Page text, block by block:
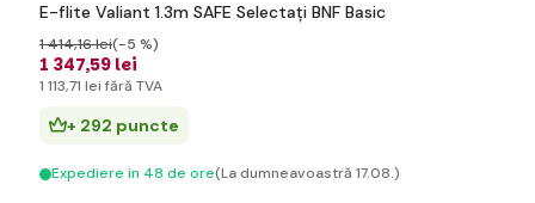
E-flite Valiant 1.3m SAFE Selectați BNF Basic
1 347,59 lei
1 414,16 lei(-5 %)
1 113,71 lei fără TVA
+ 292 puncte
Expediere in 48 de ore(La dumneavoastră 17.08.)